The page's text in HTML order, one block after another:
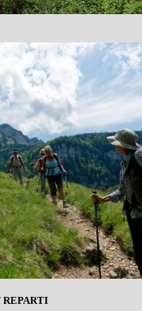
REPARTI